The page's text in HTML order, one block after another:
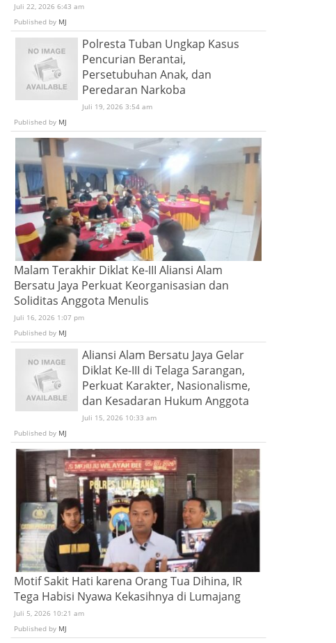
Juli 22, 2026 6:43 am
Published by MJ
Polresta Tuban Ungkap Kasus
Pencurian Berantai,
Persetubuhan Anak, dan
Peredaran Narkoba
Juli 19, 2026 3:54 am
Published by MJ
Malam Terakhir Diklat Ke-III Aliansi Alam
Bersatu Jaya Perkuat Keorganisasian dan
Soliditas Anggota Menulis
Juli 16, 2026 1:07 pm
Published by MJ
Aliansi Alam Bersatu Jaya Gelar
Diklat Ke-III di Telaga Sarangan,
Perkuat Karakter, Nasionalisme,
dan Kesadaran Hukum Anggota
Juli 15, 2026 10:33 am
Published by MJ
Motif Sakit Hati karena Orang Tua Dihina, IR
Tega Habisi Nyawa Kekasihnya di Lumajang
Juli 5, 2026 10:21 am
Published by MJ